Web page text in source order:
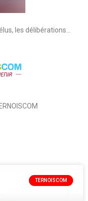
les délibérations…
TERNOISCOM